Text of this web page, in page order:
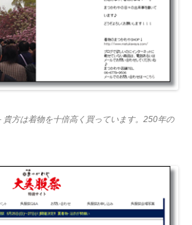
貴方は着物を十倍高く買っています。250年の